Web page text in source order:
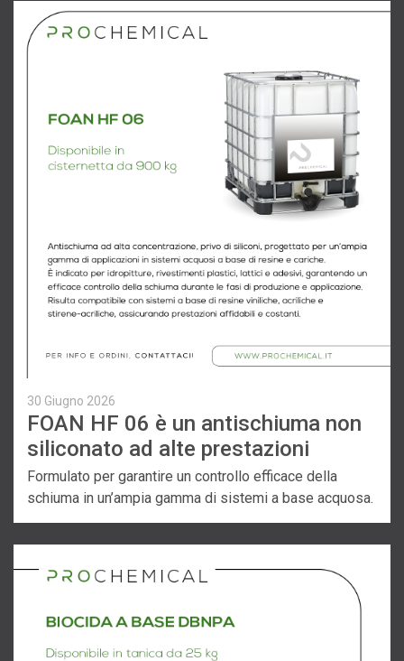
30 Giugno 2026
FOAN HF 06 è un antischiuma non
siliconato ad alte prestazioni
Formulato per garantire un controllo efficace della
schiuma in un’ampia gamma di sistemi a base acquosa.